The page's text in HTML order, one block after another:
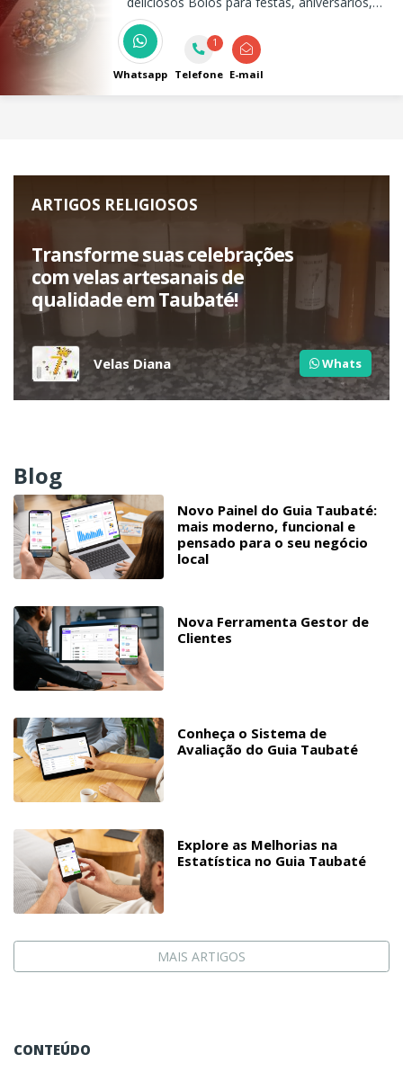
café da tarde e eventos, além de centos de
brigadeiro, beijinho, doces finos, salgados e
pão de queijo fresquinho! Somente delivery
e encomendas
Whatsapp
1
Telefone E-mail
ARTIGOS RELIGIOSOS
Transforme suas celebrações
com velas artesanais de
qualidade em Taubaté!
Velas Diana Whats
Blog
Novo Painel do Guia Taubaté:
mais moderno, funcional e
pensado para o seu negócio
local
Nova Ferramenta Gestor de
Clientes
Conheça o Sistema de
Avaliação do Guia Taubaté
Explore as Melhorias na
Estatística no Guia Taubaté
MAIS ARTIGOS
CONTEÚDO